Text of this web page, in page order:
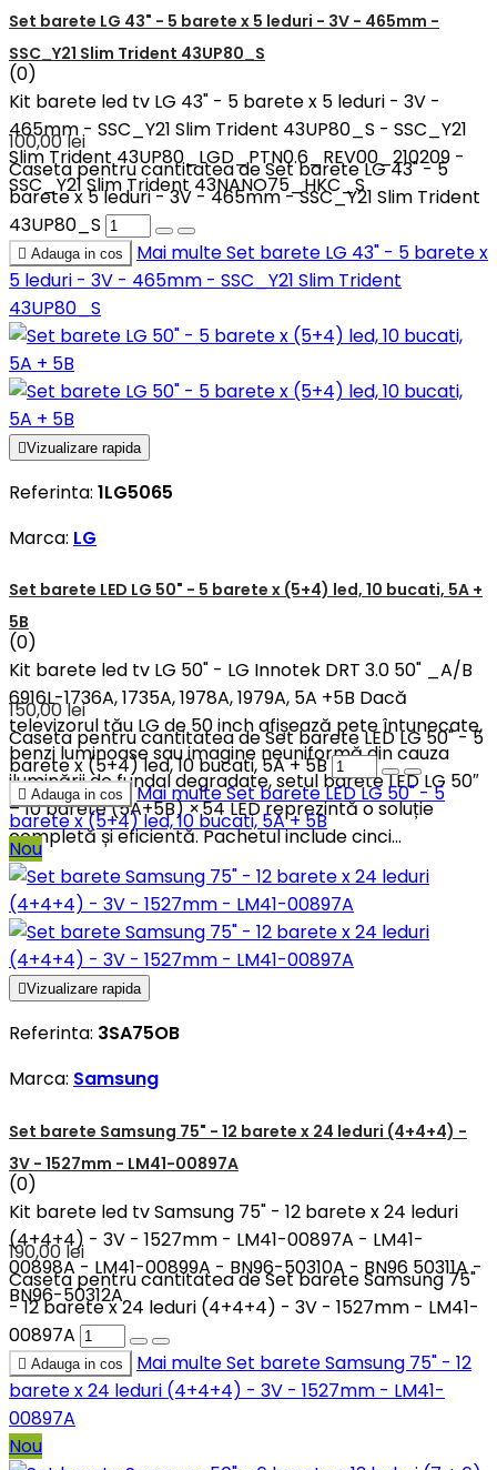
Set barete LG 43" - 5 barete x 5 leduri - 3V - 465mm -
SSC_Y21 Slim Trident 43UP80_S
(0)
Kit barete led tv LG 43" - 5 barete x 5 leduri - 3V -
465mm - SSC_Y21 Slim Trident 43UP80_S - SSC_Y21
Slim Trident 43UP80_LGD_PTN0.6_REV00_210209 -
SSC_Y21 Slim Trident 43NANO75_HKC_S
100,00 lei
Caseta pentru cantitatea de Set barete LG 43" - 5
barete x 5 leduri - 3V - 465mm - SSC_Y21 Slim Trident
43UP80_S
 Adauga in cos Mai multeSet barete LG 43" - 5 barete x
5 leduri - 3V - 465mm - SSC_Y21 Slim Trident
43UP80_S
Vizualizare rapida
Referinta: 1LG5065
Marca: LG
Set barete LED LG 50" - 5 barete x (5+4) led, 10 bucati, 5A +
5B
(0)
Kit barete led tv LG 50" - LG Innotek DRT 3.0 50" _A/B
6916L-1736A, 1735A, 1978A, 1979A, 5A +5B Dacă
televizorul tău LG de 50 inch afișează pete întunecate,
benzi luminoase sau imagine neuniformă din cauza
iluminării de fundal degradate, setul barete LED LG 50″
– 10 barete (5A+5B) × 54 LED reprezintă o soluție
completă și eficientă. Pachetul include cinci...
150,00 lei
Caseta pentru cantitatea de Set barete LED LG 50" - 5
barete x (5+4) led, 10 bucati, 5A + 5B
 Adauga in cos Mai multeSet barete LED LG 50" - 5
barete x (5+4) led, 10 bucati, 5A + 5B
Nou
Vizualizare rapida
Referinta: 3SA75OB
Marca: Samsung
Set barete Samsung 75" - 12 barete x 24 leduri (4+4+4) -
3V - 1527mm - LM41-00897A
(0)
Kit barete led tv Samsung 75" - 12 barete x 24 leduri
(4+4+4) - 3V - 1527mm - LM41-00897A - LM41-
00898A - LM41-00899A - BN96-50310A - BN96 50311A -
BN96-50312A
190,00 lei
Caseta pentru cantitatea de Set barete Samsung 75"
- 12 barete x 24 leduri (4+4+4) - 3V - 1527mm - LM41-
00897A
 Adauga in cos Mai multeSet barete Samsung 75" - 12
barete x 24 leduri (4+4+4) - 3V - 1527mm - LM41-
00897A
Nou